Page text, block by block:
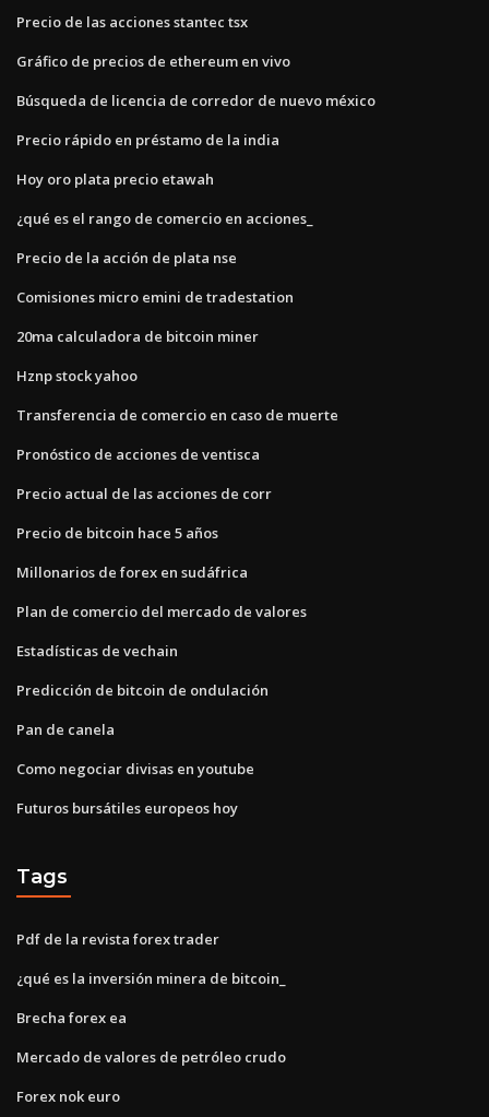
Precio de las acciones stantec tsx
Gráfico de precios de ethereum en vivo
Búsqueda de licencia de corredor de nuevo méxico
Precio rápido en préstamo de la india
Hoy oro plata precio etawah
¿qué es el rango de comercio en acciones_
Precio de la acción de plata nse
Comisiones micro emini de tradestation
20ma calculadora de bitcoin miner
Hznp stock yahoo
Transferencia de comercio en caso de muerte
Pronóstico de acciones de ventisca
Precio actual de las acciones de corr
Precio de bitcoin hace 5 años
Millonarios de forex en sudáfrica
Plan de comercio del mercado de valores
Estadísticas de vechain
Predicción de bitcoin de ondulación
Pan de canela
Como negociar divisas en youtube
Futuros bursátiles europeos hoy
Tags
Pdf de la revista forex trader
¿qué es la inversión minera de bitcoin_
Brecha forex ea
Mercado de valores de petróleo crudo
Forex nok euro